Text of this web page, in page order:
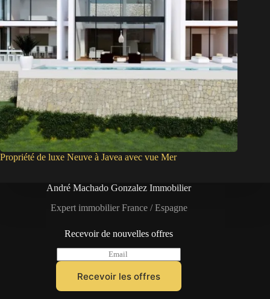
Propriété de luxe Neuve à Javea avec vue Mer
André Machado Gonzalez Immobilier
Expert immobilier France / Espagne
Recevoir de nouvelles offres
m
l
Recevoir les offres